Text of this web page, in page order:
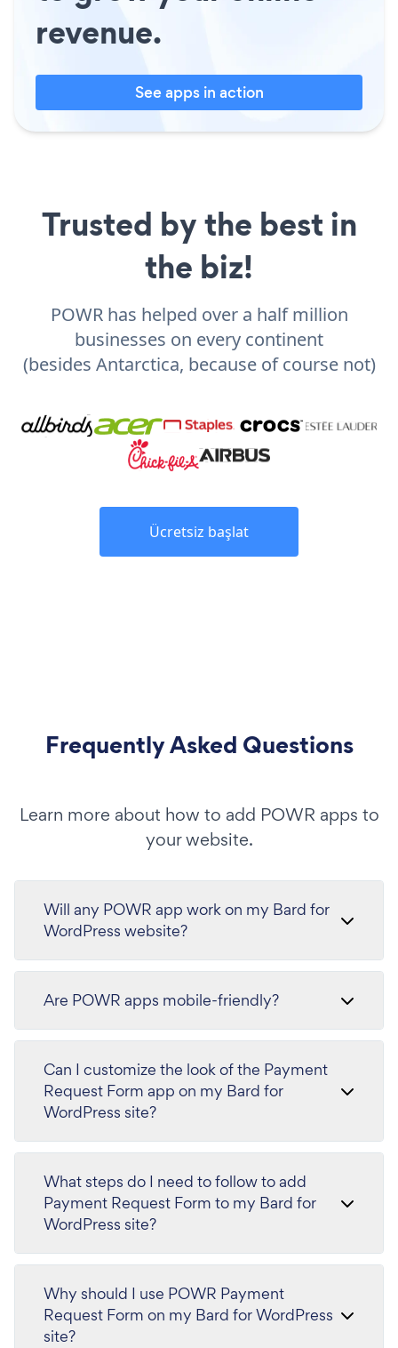
revenue.
See apps in action
Trusted by the best in
the biz!
POWR has helped over a half million
businesses on every continent
(besides Antarctica, because of course not)
Ücretsiz başlat
Frequently Asked Questions
Learn more about how to add POWR apps to
your website.
Will any POWR app work on my Bard for
WordPress website?
Are POWR apps mobile-friendly?
Can I customize the look of the Payment
Request Form app on my Bard for
WordPress site?
What steps do I need to follow to add
Payment Request Form to my Bard for
WordPress site?
Why should I use POWR Payment
Request Form on my Bard for WordPress
site?